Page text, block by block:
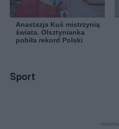
Anastazja Kuś mistrzynią
świata. Olsztynianka
pobiła rekord Polski
Sport
reklama